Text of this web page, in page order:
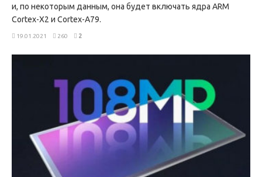
и, по некоторым данным, она будет включать ядра ARM
Cortex-X2 и Cortex-A79.
19.01.2021 260 2